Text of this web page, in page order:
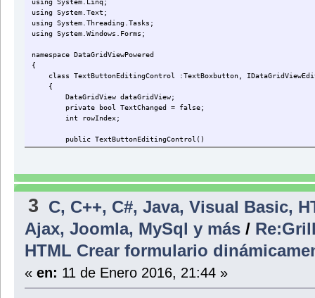
// Retorna valor tipo string
return typeof(string);
}
}
public override object DefaultNewRowValue
{
get
{
// Retrona vallor vacio por defecto
return "";
}
}
throw new InvalidCastException("Debe utilizar una
}
base.CellTemplate = value;
}
}
}
using System.Linq;
using System.Text;
using System.Threading.Tasks;
using System.Windows.Forms;
namespace DataGridViewPowered
{
class TextButtonEditingControl :TextBoxbutton,
{
DataGridView dataGridView;
private bool TextChanged = false;
int rowIndex;
public TextButtonEditingControl()
{
public object EditingControlFormattedValue
{
get
{
return this.Text;
}
set
{
try
{
3 C, C++, C#, Java, Visual Basic,
Ajax, Joomla, MySql y más/
HTML Crear formulario
« en: 11 de Enero 2016, 21:44 »